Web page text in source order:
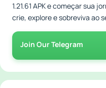
1.21.61 APK e começar sua
crie, explore e sobreviva ao
Join Our Telegram